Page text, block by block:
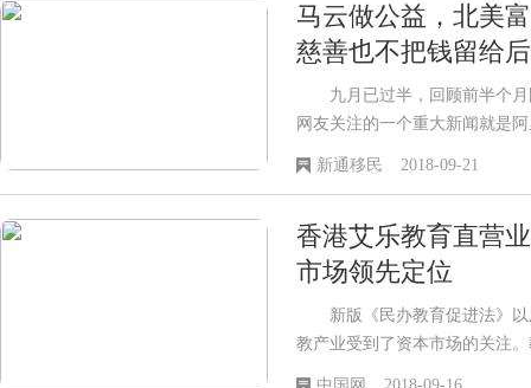
马云做公益，北美
慈善也不把钱留给
九月已过半，回顾前半个月
网友关注的一个重大新闻就是
了。 9月10日，时值教师节
新通移民 2018-09-21
香港艾乐教育直营
市场领先定位
新版《民办教育促进法》以
教产业受到了资本市场的关注
局已经形成。根据预测，2018年